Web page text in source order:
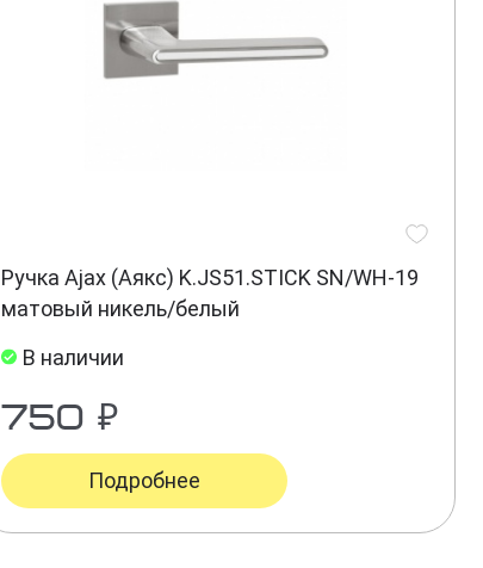
Ручка Ajax (Аякс) K.JS51.STICK SN/WH-19
матовый никель/белый
В наличии
750 ₽
Подробнее